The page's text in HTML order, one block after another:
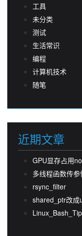
工具
未分类
测试
生活常识
编程
计算机技术
随笔
近期文章
GPU显存占用
多线程函数传
rsync_filter
shared_ptr改成